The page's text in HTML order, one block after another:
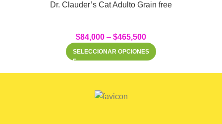
Dr. Clauder’s Cat Adulto Grain free
$84,000 – $465,500
SELECCIONAR OPCIONES